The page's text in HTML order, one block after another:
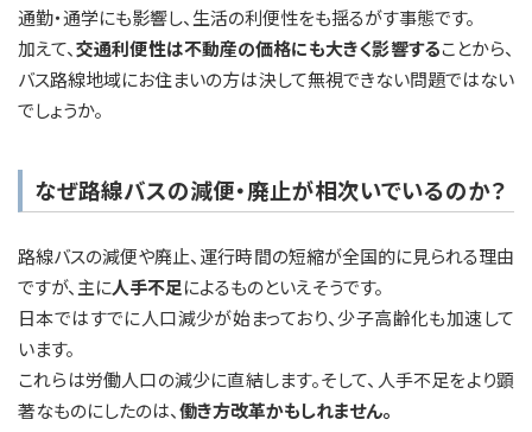
通勤・通学にも影響し、生活の利便性をも揺るがす事態です。
加えて、交通利便性は不動産の価格にも大きく影響することから、
バス路線地域にお住まいの方は決して無視できない問題ではない
でしょうか。
なぜ路線バスの減便・廃止が相次いでいるのか？
路線バスの減便や廃止、運行時間の短縮が全国的に見られる理由
ですが、主に人手不足によるものといえそうです。
日本ではすでに人口減少が始まっており、少子高齢化も加速して
います。
これらは労働人口の減少に直結します。そして、人手不足をより顕
著なものにしたのは、働き方改革かもしれません。